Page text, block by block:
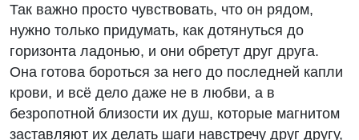
Так важно просто чувствовать, что он рядом,
нужно только придумать, как дотянуться до
горизонта ладонью, и они обретут друг друга.
Она готова бороться за него до последней капли
крови, и всё дело даже не в любви, а в
безропотной близости их душ, которые магнитом
заставляют их делать шаги навстречу друг другу,